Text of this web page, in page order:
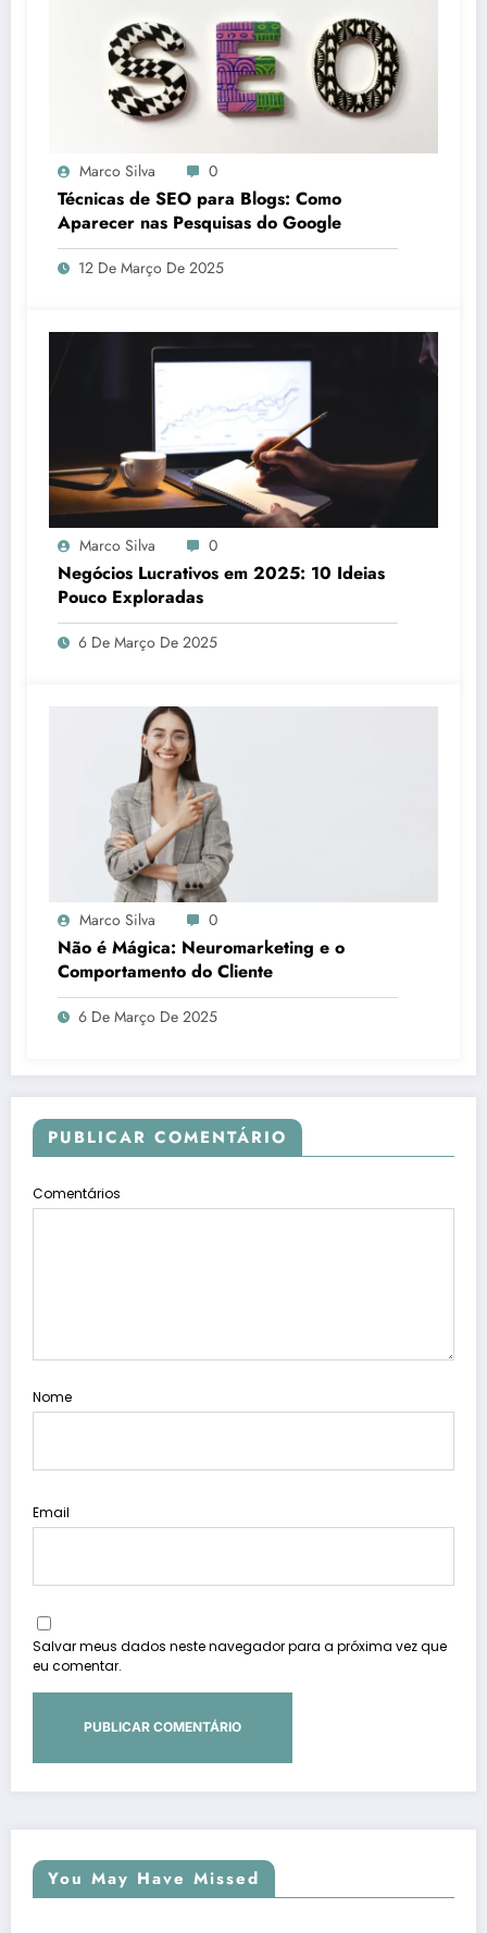
Marco Silva 0
Técnicas de SEO para Blogs: Como
Aparecer nas Pesquisas do Google
12 De Março De 2025
Marco Silva 0
Negócios Lucrativos em 2025: 10 Ideias
Pouco Exploradas
6 De Março De 2025
Marco Silva 0
Não é Mágica: Neuromarketing e o
Comportamento do Cliente
6 De Março De 2025
PUBLICAR COMENTÁRIO
Comentários
Nome
Email
Salvar meus dados neste navegador para a próxima vez que
eu comentar.
You May Have Missed